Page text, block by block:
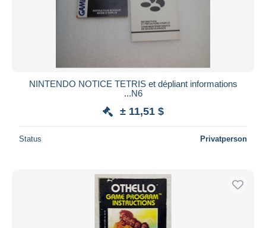
NINTENDO NOTICE TETRIS et dépliant informations
...N6
± 11,51 $
Status Privatperson